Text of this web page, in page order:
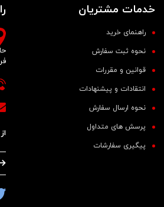
خدمات مشتریان
راهنمای خرید
نحوه ثبت سفارش
قوانین و مقررات
انتقادات و پیشنهادات
نحوه ارسال سفارش
پرسش های متداول
پیگیری سفارشات